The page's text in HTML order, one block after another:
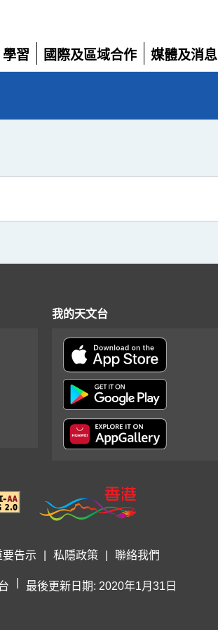
學習
展
國際及區域合作
展
媒體及消息
展
我的天文台
要告示 私隱政策 聯絡我們
最後更新日期: 2020年1月31日